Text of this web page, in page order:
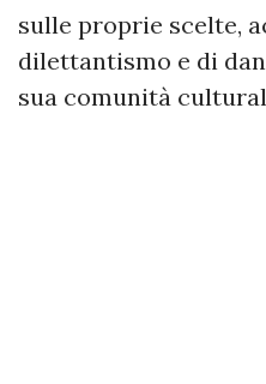
sulle proprie scelte,
dilettantismo e di
sua comunità